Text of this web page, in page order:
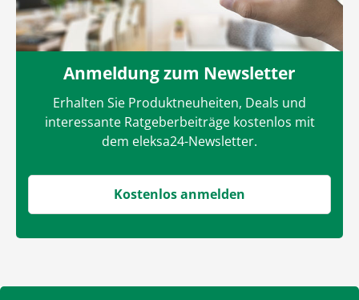
Anmeldung zum Newsletter
Erhalten Sie Produktneuheiten, Deals und
interessante Ratgeberbeiträge kostenlos mit
dem eleksa24-Newsletter.
Kostenlos anmelden